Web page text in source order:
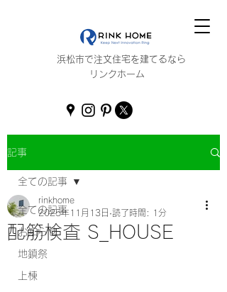
浜松市で注文住宅を建てるなら
リンクホーム
記事
全ての記事
お知らせ
地鎮祭
上棟
全ての記事
配筋検査 S_HOUSE
rinkhome
2025年11月13日 読了時間: 1分